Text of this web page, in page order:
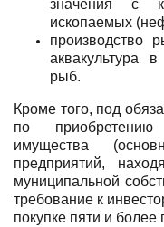
значения с
ископаемых
производство
аквакультура
рыб.
Кроме того, под
по приобретению
имущества
предприятий,
муниципальной
требование к
покупке пяти и более